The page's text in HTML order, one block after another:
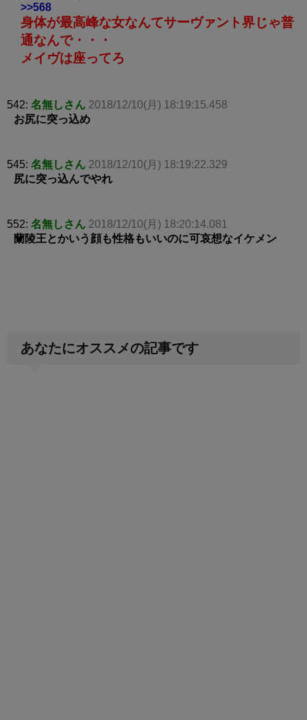
>>568
身体が最高峰な女なんてサーヴァント界じゃ普
通なんで・・・
メイヴは座ってろ
542: 名無しさん 2018/12/10(月) 18:19:15.458
お尻に突っ込め
545: 名無しさん 2018/12/10(月) 18:19:22.329
尻に突っ込んでやれ
552: 名無しさん 2018/12/10(月) 18:20:14.081
蘭陵王とかいう顔も性格もいいのに可哀想なイケメン
あなたにオススメの記事です